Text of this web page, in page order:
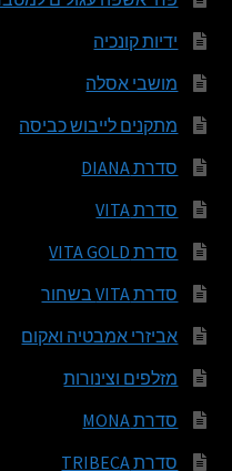
ידיות קונכיה
מושבי אסלה
מתקנים לייבוש כביסה
סדרת DIANA
סדרת VITA
סדרת VITA GOLD
סדרת VITA בשחור
אביזרי אמבטיה ואקום
מזלפים וצינורות
סדרת MONA
סדרת TRIBECA